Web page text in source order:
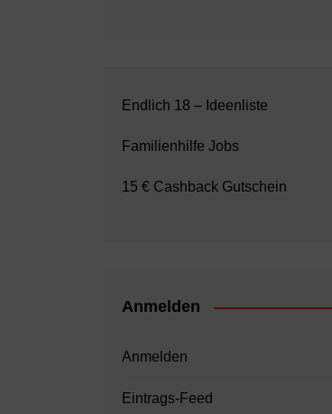
Endlich 18 – Ideenliste
Familienhilfe Jobs
15 € Cashback Gutschein
Anmelden
Anmelden
Eintrags-Feed